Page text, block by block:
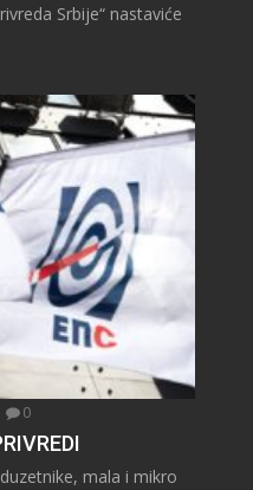
Srbije“ nastaviće
0
mala i mikro